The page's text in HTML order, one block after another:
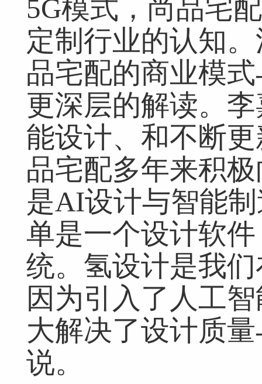
5G模式，尚品宅
定制行业的认知
品宅配的商业模
更深层的解读。
能设计、和不断
品宅配多年来积
是AI设计与智能
单是一个设计软
统。氢设计是我
因为引入了人工
大解决了设计质
说。